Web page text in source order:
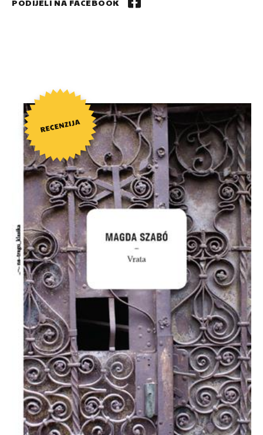
PODIJELI NA FACEBOOK